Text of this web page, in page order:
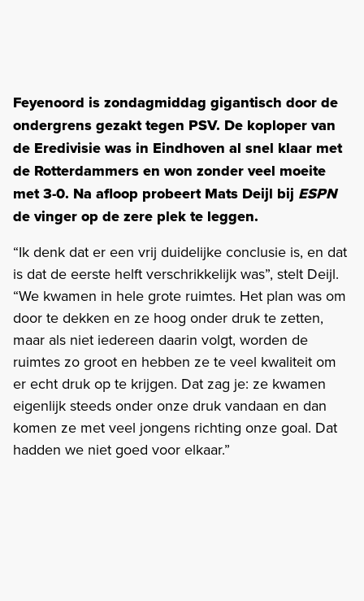
Feyenoord is zondagmiddag gigantisch door de
ondergrens gezakt tegen PSV. De koploper van
de Eredivisie was in Eindhoven al snel klaar met
de Rotterdammers en won zonder veel moeite
met 3-0. Na afloop probeert Mats Deijl bij ESPN
de vinger op de zere plek te leggen.
“Ik denk dat er een vrij duidelijke conclusie is, en dat
is dat de eerste helft verschrikkelijk was”, stelt Deijl.
“We kwamen in hele grote ruimtes. Het plan was om
door te dekken en ze hoog onder druk te zetten,
maar als niet iedereen daarin volgt, worden de
ruimtes zo groot en hebben ze te veel kwaliteit om
er echt druk op te krijgen. Dat zag je: ze kwamen
eigenlijk steeds onder onze druk vandaan en dan
komen ze met veel jongens richting onze goal. Dat
hadden we niet goed voor elkaar.”